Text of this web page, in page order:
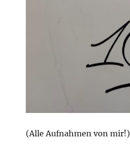
(Alle Aufnahmen von mir!)